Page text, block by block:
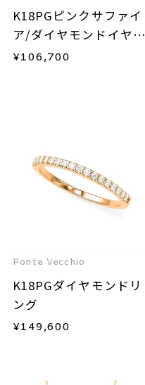
K18PGピンクサファイ
ア/ダイヤモンドイヤー
カフ(片耳用)
¥106,700
Ponte Vecchio
K18PGダイヤモンドリ
ング
¥149,600